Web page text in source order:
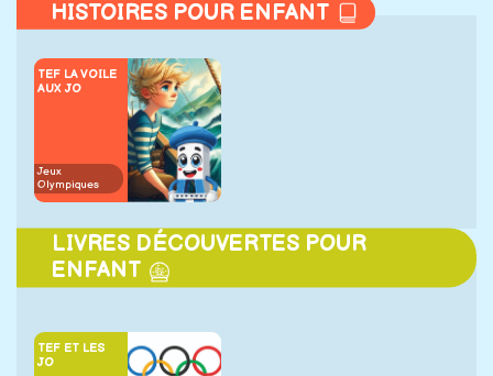
HISTOIRES POUR ENFANT
TEF LA VOILE
AUX JO
Jeux
Olympiques
LIVRES DÉCOUVERTES POUR
ENFANT
TEF ET LES
JO